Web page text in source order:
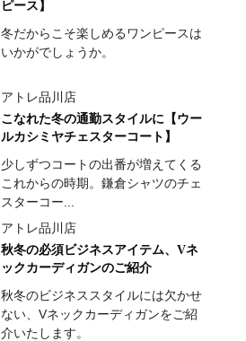
ピース】
冬だからこそ楽しめるワンピースは
いかがでしょうか。
アトレ品川店
こなれた冬の通勤スタイルに【ウー
ルカシミヤチェスターコート】
少しずつコートの出番が増えてくる
これからの時期。鎌倉シャツのチェ
スターコー...
アトレ品川店
秋冬の必須ビジネスアイテム、Vネ
ックカーディガンのご紹介
秋冬のビジネススタイルには欠かせ
ない、Vネックカーディガンをご紹
介いたします。